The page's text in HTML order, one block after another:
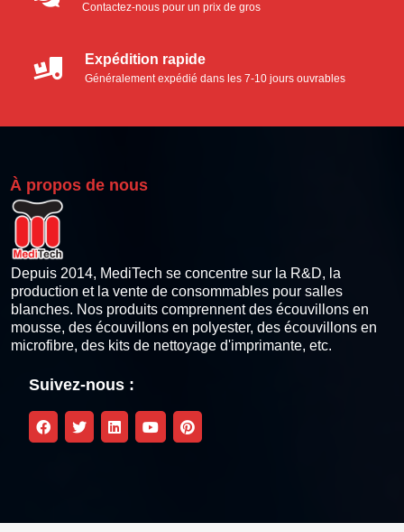
Kit de nettoyage pour imprimante thermique
Carte de nettoyage Pinter thermique
Lingettes de nettoyage pour imprimantes thermiques
Stylo de nettoyage de la tête d'impression thermique
Kits de nettoyage pour imprimantes à cartes
Contactez-nous pour un prix de gros
Expédition rapide
Généralement expédié dans les 7-10 jours ouvrables
À propos de nous
Depuis 2014, MediTech se concentre sur la R&D, la
production et la vente de consommables pour salles
blanches. Nos produits comprennent des écouvillons en
mousse, des écouvillons en polyester, des écouvillons en
microfibre, des kits de nettoyage d'imprimante, etc.
Suivez-nous :